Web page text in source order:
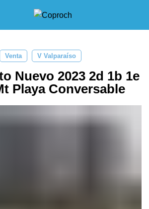
Venta V Valparaíso
Nuevo 2023 2d 1b 1e
Playa Conversable